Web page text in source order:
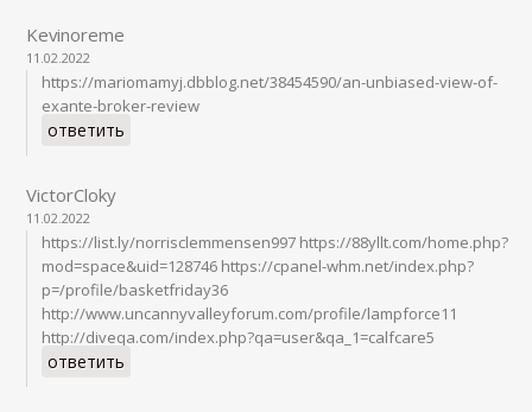
Kevinoreme
11.02.2022
https://mariomamyj.dbblog.net/38454590/an-unbiased-view-of-
exante-broker-review
ответить
VictorCloky
11.02.2022
https://list.ly/norrisclemmensen997 https://88yllt.com/home.php?
mod=space&uid=128746 https://cpanel-whm.net/index.php?
p=/profile/basketfriday36
http://www.uncannyvalleyforum.com/profile/lampforce11
http://diveqa.com/index.php?qa=user&qa_1=calfcare5
ответить